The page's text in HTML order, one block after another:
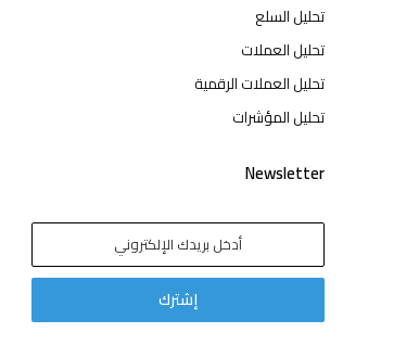
تحليل السلع
تحليل العملات
تحليل العملات الرقمية
تحليل المؤشرات
Newsletter